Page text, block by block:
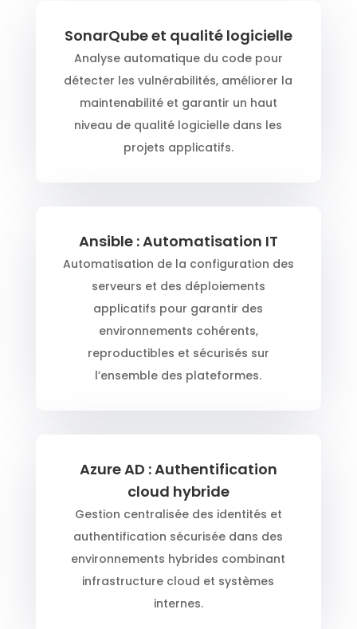
SonarQube et qualité logicielle
Analyse automatique du code pour
détecter les vulnérabilités, améliorer la
maintenabilité et garantir un haut
niveau de qualité logicielle dans les
projets applicatifs.
Ansible : Automatisation IT
Automatisation de la configuration des
serveurs et des déploiements
applicatifs pour garantir des
environnements cohérents,
reproductibles et sécurisés sur
l’ensemble des plateformes.
Azure AD : Authentification
cloud hybride
Gestion centralisée des identités et
authentification sécurisée dans des
environnements hybrides combinant
infrastructure cloud et systèmes
internes.